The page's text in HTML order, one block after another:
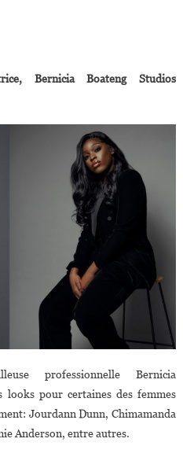
Secteurs
Bernicia Boateng Studios
professionnelle Bernicia
looks pour certaines des femmes
Jourdann Dunn, Chimamanda
Anderson, entre autres.